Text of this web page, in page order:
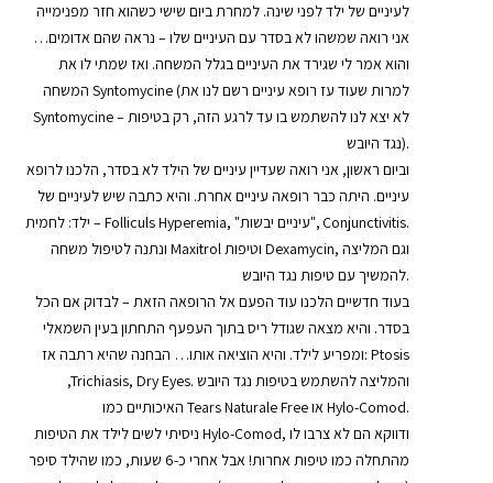
לעיניים של ילד לפני שינה. למחרת ביום שישי כשהוא חזר מפנימייה
אני רואה שמשהו לא בסדר עם העיניים שלו – נראה שהם אדומים…
והוא אמר לי שגירד את העיניים בגלל המשחה. ואז שמתי לו את
המשחה Syntomycine (למרות שעוד עז רופא עיניים רשם לנו את
Syntomycine – לא יצא לנו להשתמש בו עד לרגע הזה, רק בטיפות
נגד היובש).
וביום ראשון, אני רואה שעדיין עיניים של הילד לא בסדר, הלכנו לרופא
עיניים. היתה כבר רופאה עיניים אחרת. והיא כתבה שיש לעיניים של
ילד: לחמית – Folliculs Hyperemia, "עיניים יבשות", Conjunctivitis.
ונתנה לטיפול משחה Maxitrol וטיפות Dexamycin, וגם המליצה
להמשיך עם טיפות נגד היובש.
בעוד חדשיים הלכנו עוד הפעם אל הרופאה הזאת – לבדוק אם הכל
בסדר. והיא מצאה שגודל ריס בתוך העפעף התחתון בעין השמאלי
ומפריע לילד. והיא הוציאה אותו… הבחנה שהיא רתבה אז: Ptosis
,Trichiasis, Dry Eyes. והמליצה להשתמש בטיפות נגד היובש
האיכותיים כמו Tears Naturale Free או Hylo-Comod.
ניסיתי לשים לילד את הטיפות Hylo-Comod, ודווקא הם לא צרבו לו
מהתחלה כמו טיפות אחרות! אבל אחרי כ-6 שעות, כמו שהילד סיפר